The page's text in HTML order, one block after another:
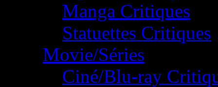
Manga Critiques
Statuettes Critiques
Movie/Séries
Ciné/Blu-ray